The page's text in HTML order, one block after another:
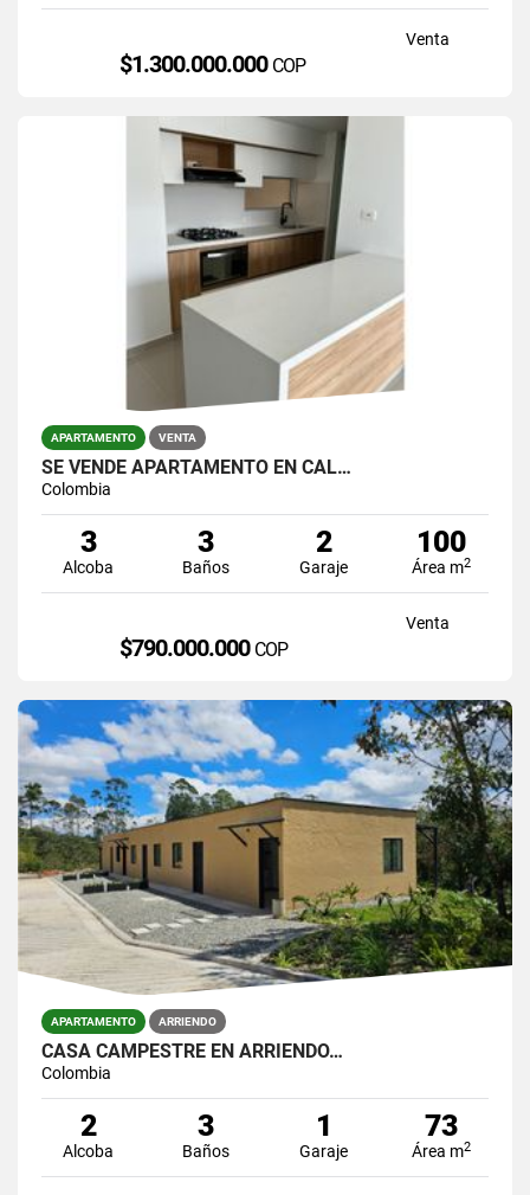
Venta
$1.300.000.000 COP
APARTAMENTO VENTA
SE VENDE APARTAMENTO EN CAL…
Colombia
3
Alcoba
3
Baños
2
Garaje
100
Área m2
Venta
$790.000.000 COP
APARTAMENTO ARRIENDO
CASA CAMPESTRE EN ARRIENDO…
Colombia
2
Alcoba
3
Baños
1
Garaje
73
Área m2